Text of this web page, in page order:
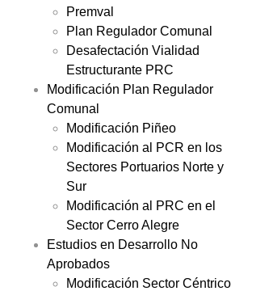
Premval
Plan Regulador Comunal
Desafectación Vialidad
Estructurante PRC
Modificación Plan Regulador
Comunal
Modificación Piñeo
Modificación al PCR en los
Sectores Portuarios Norte y
Sur
Modificación al PRC en el
Sector Cerro Alegre
Estudios en Desarrollo No
Aprobados
Modificación Sector Céntrico